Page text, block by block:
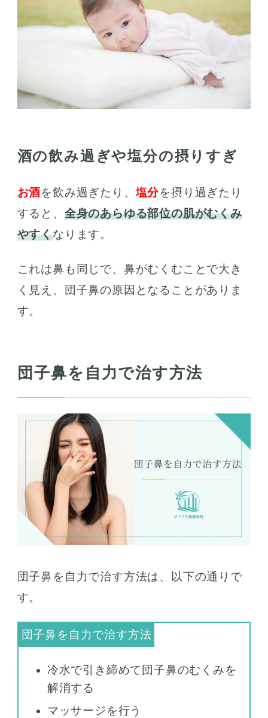
酒の飲み過ぎや塩分の摂りすぎ
お酒を飲み過ぎたり、塩分を摂り過ぎたり
すると、 全身のあらゆる部位の肌がむくみ
やすくなります。
これは鼻も同じで、鼻がむくむことで大き
く見え、団子鼻の原因となることがありま
す。
団子鼻を自力で治す方法
団子鼻を自力で治す方法は、以下の通りで
す。
冷水で引き締めて団子鼻のむくみを
解消する
マッサージを行う